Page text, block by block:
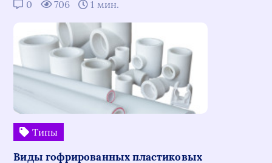
0 706 1 мин.
Типы
Виды гофрированных пластиковых